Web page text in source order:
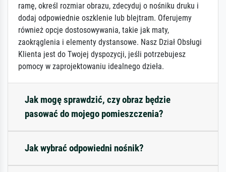
ramę, określ rozmiar obrazu, zdecyduj o nośniku druku i
dodaj odpowiednie oszklenie lub blejtram. Oferujemy
również opcje dostosowywania, takie jak maty,
zaokrąglenia i elementy dystansowe. Nasz Dział Obsługi
Klienta jest do Twojej dyspozycji, jeśli potrzebujesz
pomocy w zaprojektowaniu idealnego dzieła.
Jak mogę sprawdzić, czy obraz będzie
pasować do mojego pomieszczenia?
Jak wybrać odpowiedni nośnik?